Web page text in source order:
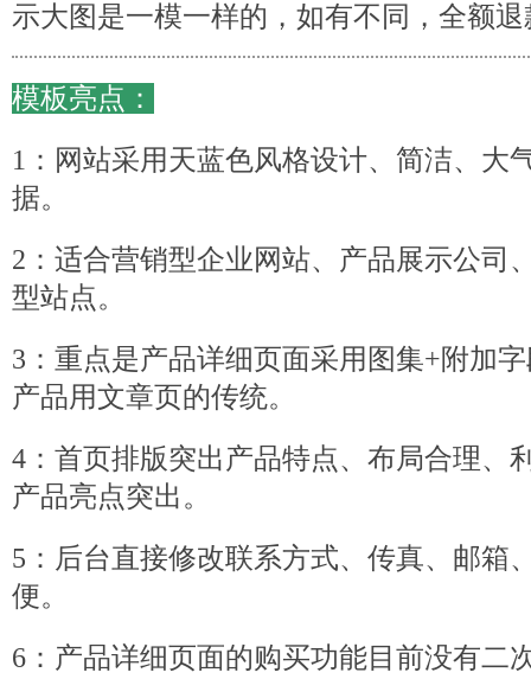
示大图是一模一样的，如有不同，全额退
模板亮点：
1：网站采用天蓝色风格设计、简洁、大
据。
2：适合营销型企业网站、产品展示公司
型站点。
3：重点是产品详细页面采用图集+附加
产品用文章页的传统。
4：首页排版突出产品特点、布局合理、
产品亮点突出。
5：后台直接修改联系方式、传真、邮箱
便。
6：产品详细页面的购买功能目前没有二